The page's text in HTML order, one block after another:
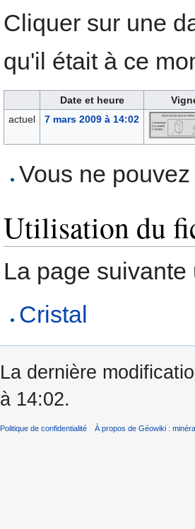
Cliquer sur une
qu'il était à ce
Date et heure
actuel
7 mars 2009 à 14:02
Vous ne
Utilisation du
La page
Cristal
La dernière
à 14:02.
Politique de confidentialité À propos de Géowiki :